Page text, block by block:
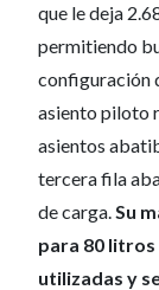
que le deja
permitiendo
configuración
asiento piloto
asientos
tercera fila
de carga.Su
para 80
utilizadas y